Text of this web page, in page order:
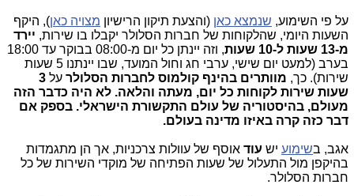
על פי השימוע, שנמצא כאן (והצעת תיקון הרישיון מצויה כאן), היקף
השעות היומי, שהלקוחות של חברות הסלולר יקבלו בו שירות, יירד
מ-13 שעות ל-10 שעות
, וזה יינתן כל יום מ-08:00 בבוקר עד 18:00
בערב (למעט יום שישי, ערבי חג וחול המועד, שבו יינתנו 5 שעות
שירות). כך, מוותרים בהינף קולמוס לחברות הסלולר על 3
שעות שירות לקוחות כל יום, מעתה והלאה. לא היה כדבר הזה
מעולם, בהיסטוריה של עולם התקשורת הישראלי. בספק אם
דבר כזה קרה באיזו מדינה בעולם.
אגב, בשימוע יש עוד אוסף של עוולות צרכניות, אך הן מתגמדות
בהיקפן מול התעלול של שעות הפתיחה של מוקדי השירות של כל
חברות הסלולר.